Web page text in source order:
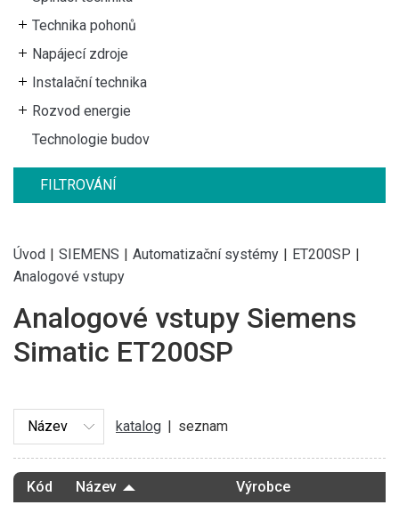
Technika pohonů
Napájecí zdroje
Instalační technika
Rozvod energie
Technologie budov
FILTROVÁNÍ
Úvod | SIEMENS | Automatizační systémy | ET200SP |
Analogové vstupy
Analogové vstupy Siemens
Simatic ET200SP
katalog | seznam
Kód Název Výrobce